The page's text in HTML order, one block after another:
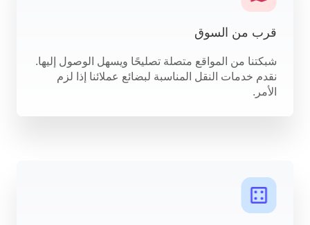
قرب من السوق
شبكتنا من المواقع متصلة تصليحًا ويسهل الوصول إليها.
نقدم خدمات النقل المناسبة لبضائع عملائنا إذا لزم
الأمر.